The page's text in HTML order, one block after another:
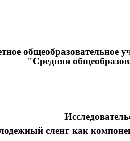
общеобразовательное
"Средняя
сленг как